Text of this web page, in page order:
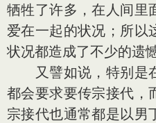
牺牲了许多，在人间里
爱在一起的状况；所以
状况都造成了不少的遗
又譬如说，特别是
都会要求要传宗接代，
宗接代也通常都是以男